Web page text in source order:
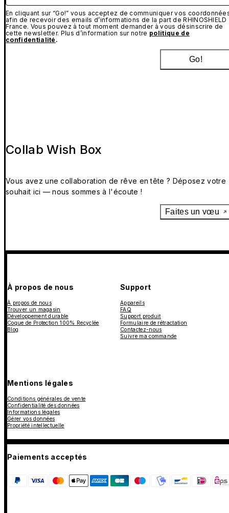
En cliquant sur “Go!” vous acceptez de communiquer vos
afin de recevoir des emails d’informations de la part de RHINOSHIELD
France. Vous pouvez à tout moment demander à vous désinscrire de
cette newsletter. Plus d’information sur notre politique de
confidentialité .
Go!
Collab Wish Box
Vous avez une collaboration de rêve en tête ? Déposez votre
souhait ici — nous sommes à l'écoute !
Faites un vœu
À propos de nous
À propos de nous
Trouver un magasin
Développement durable
Coque de Protection 100% Recyclée
Blog
Support
Appareils
FAQ
Support produit
Formulaire de rétractation
Contactez-nous
Suivre ma commande
Mentions légales
Conditions générales de vente
Confidentialité des données
Informations légales
Gérer vos données
Propriété intellectuelle
Paiements acceptés